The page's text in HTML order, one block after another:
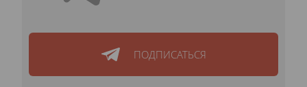
ПОДПИСАТЬСЯ